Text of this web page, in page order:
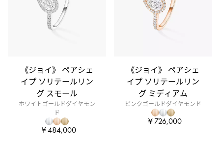
《ジョイ》 ペアシェ
イプ ソリテールリン
グ スモール
ホワイトゴールドダイヤモン
ド
￥484,000
《ジョイ》 ペアシェ
イプ ソリテールリン
グ ミディアム
ピンクゴールドダイヤモンド
￥726,000